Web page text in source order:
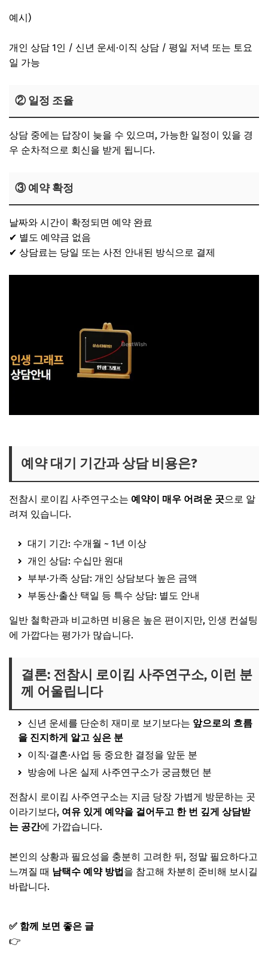
예시)
개인 상담 1인 / 신년 운세·이직 상담 / 평일 저녁 또는 토요
일 가능
② 일정 조율
상담 중에는 답장이 늦을 수 있으며, 가능한 일정이 있을 경
우 순차적으로 회신을 받게 됩니다.
③ 예약 확정
날짜와 시간이 확정되면 예약 완료
✔ 별도 예약금 없음
✔ 상담료는 당일 또는 사전 안내된 방식으로 결제
예약 대기 기간과 상담 비용은?
전참시 로이킴 사주연구소는 예약이 매우 어려운 곳으로 알
려져 있습니다.
대기 기간: 수개월 ~ 1년 이상
개인 상담: 수십만 원대
부부·가족 상담: 개인 상담보다 높은 금액
부동산·출산 택일 등 특수 상담: 별도 안내
일반 철학관과 비교하면 비용은 높은 편이지만, 인생 컨설팅
에 가깝다는 평가가 많습니다.
결론: 전참시 로이킴 사주연구소, 이런 분
께 어울립니다
신년 운세를 단순히 재미로 보기보다는 앞으로의 흐름
을 진지하게 알고 싶은 분
이직·결혼·사업 등 중요한 결정을 앞둔 분
방송에 나온 실제 사주연구소가 궁금했던 분
전참시 로이킴 사주연구소는 지금 당장 가볍게 방문하는 곳
이라기보다, 여유 있게 예약을 걸어두고 한 번 깊게 상담받
는 공간에 가깝습니다.
본인의 상황과 필요성을 충분히 고려한 뒤, 정말 필요하다고
느껴질 때 남택수 예약 방법을 참고해 차분히 준비해 보시길
바랍니다.
✅ 함께 보면 좋은 글
👉